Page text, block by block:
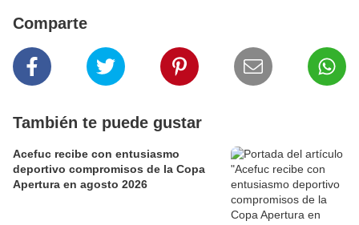
Comparte
También te puede gustar
Acefuc recibe con entusiasmo
deportivo compromisos de la Copa
Apertura en agosto 2026